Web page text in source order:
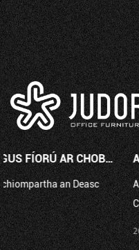
An bhfuil compord agus marthanacht an
Cearrbhachais PU
2024-06-20